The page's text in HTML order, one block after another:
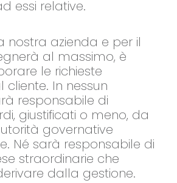
essi relative.
nostra azienda e per il
al massimo, è
le richieste
In nessun
responsabile di
giustificati o meno, da
governative
Né sarà responsabile di
straordinarie che
dalla gestione.